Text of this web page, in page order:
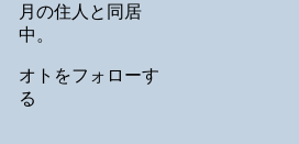
月の住人と同居
中。
オトをフォローす
る